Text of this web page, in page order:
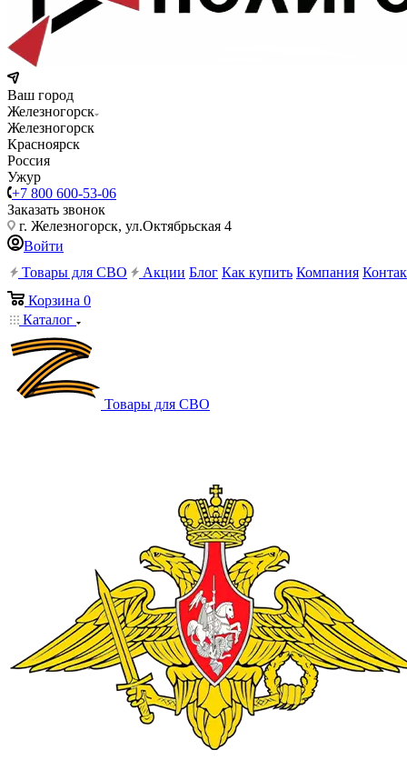
Ваш город
Железногорск
Железногорск
Красноярск
Россия
Ужур
+7 800 600-53-06
Заказать звонок
г. Железногорск, ул.Октябрьская 4
Войти
Товары для СВО
Акции Блог Как купить Компания
Корзина 0
Каталог
Товары для СВО